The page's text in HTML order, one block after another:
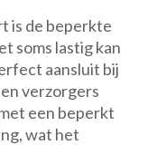
is de beperkte
soms lastig kan
aansluit bij
verzorgers
een beperkt
wat het